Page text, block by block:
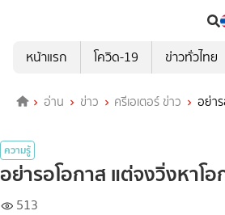
หน้าแรก
โควิด-19 ข่าวทั่วไทย
อ่าน ข่าว ครีเอเตอร์ ข่าว อย่า
ความรู้
อย่ารอโอกาส แต่จงวิ่งหาโอ
513